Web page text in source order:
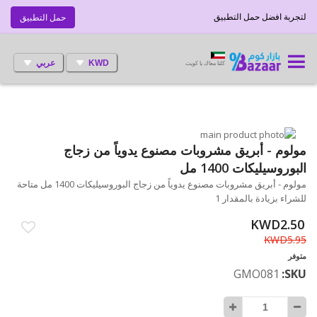
حمل التطبيق لتجربة افضل حمل التطبيق
KWD عربي كلنا معاك يا كويت
انتقل
إلى
النهاية
معرض
الصور
تخطي
إلى
بداية
معرض
الصور
مولوم - أبريق مشروبات مصنوع يدوياً من زجاج
البوروسيليكات 1400 مل
مولوم - أبريق مشروبات مصنوع يدوياً من زجاج البوروسيليكات 1400 مل متاحة
للشراء بزيادة بالمقدار 1
KWD2.50
KWD5.95
متوفر
SKU
GMO081